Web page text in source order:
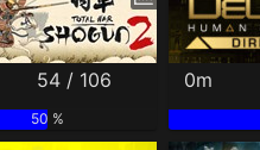
54 / 106
50 %
0m